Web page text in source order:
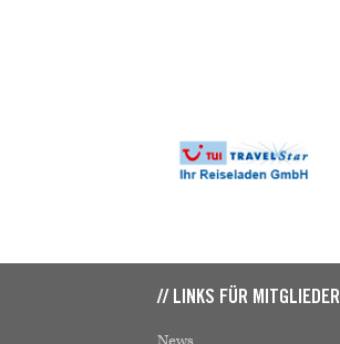
// LINKS FÜR MITGLIEDER